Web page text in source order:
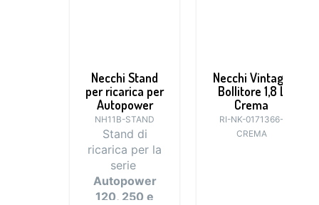
Necchi Stand
per ricarica per
Autopower
NH11B-STAND
Stand di
ricarica per la
serie
Autopower
120, 250 e
Necchi Vintage
Bollitore 1,8 L
Crema
RI-NK-0171366-
CREMA